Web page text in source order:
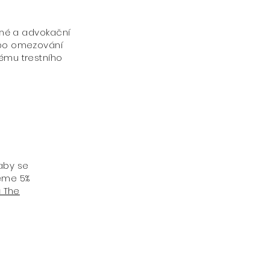
a advokační
omezování
trestního
se
5%